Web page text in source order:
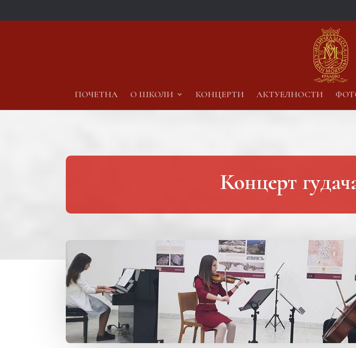
ПОЧЕТНА О ШКОЛИ КОНЦЕРТИ АКТУЕЛНОСТИ
Концерт